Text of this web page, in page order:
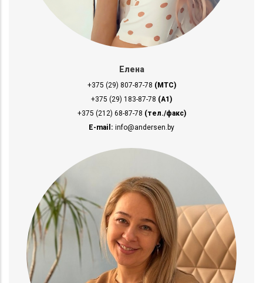
Елена
+375 (29) 807-87-78 (МТС)
+375 (29) 183-87-78 (A1)
+375 (212) 68-87-78 (тел./факс)
E-mail: info@andersen.by